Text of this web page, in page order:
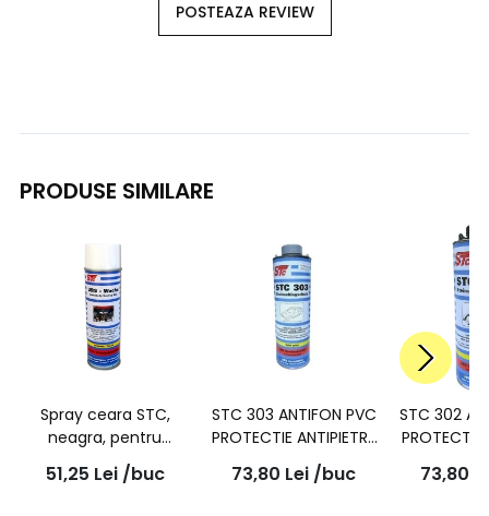
POSTEAZA REVIEW
PRODUSE SIMILARE
Spray ceara STC,
neagra, pentru
protectie podea auto
- 3850, 500ML
51,25 Lei /buc
STC 303 ANTIFON PVC
PROTECTIE ANTIPIETRE
GRI 1L
73,80 Lei /buc
STC 302
PROTECTIE
73,80